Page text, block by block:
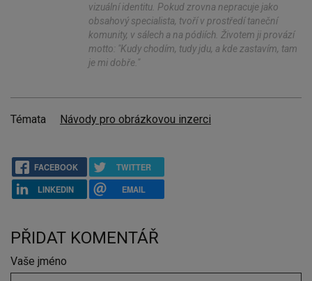
vizuální identitu. Pokud zrovna nepracuje jako
obsahový specialista, tvoří v prostředí taneční
komunity, v sálech a na pódiích. Životem ji provází
motto: "Kudy chodím, tudy jdu, a kde zastavím, tam
je mi dobře."
Témata Návody pro obrázkovou inzerci
FACEBOOK
TWITTER
LINKEDIN
EMAIL
PŘIDAT KOMENTÁŘ
Vaše jméno